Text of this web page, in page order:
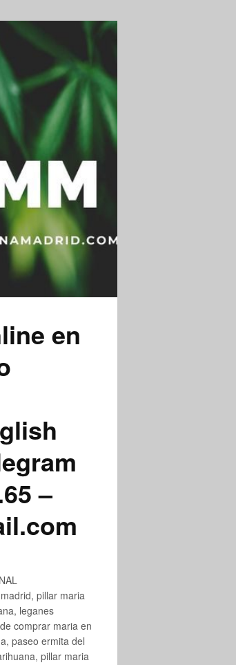
en
–
pillar maria
leganes
comprar maria en
paseo ermita del
pillar maria